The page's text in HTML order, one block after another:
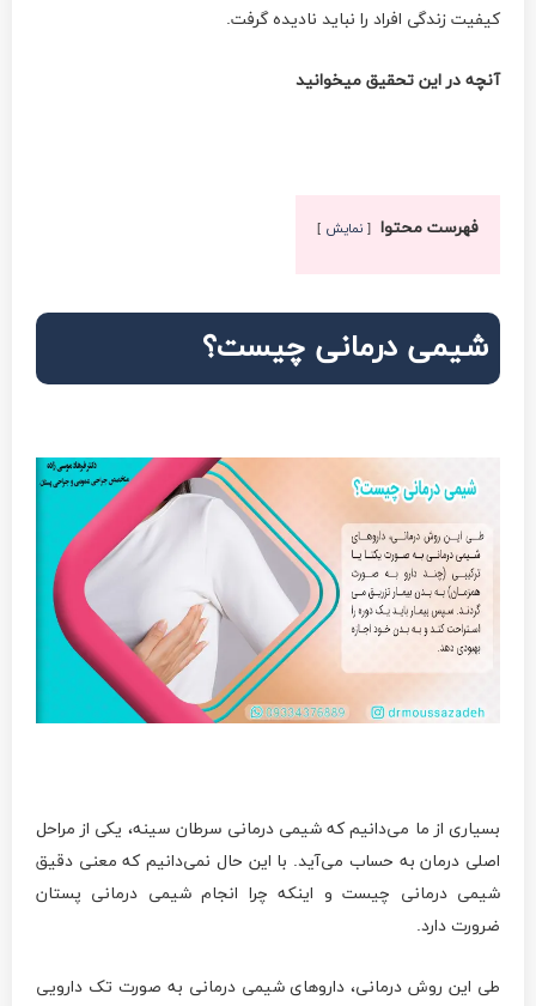
کیفیت زندگی افراد را نباید نادیده گرفت.
آنچه در این تحقیق می­خوانید
فهرست محتوا نمایش
شیمی درمانی چیست؟
بسیاری از ما می‌دانیم که شیمی درمانی سرطان سینه، یکی از مراحل
اصلی درمان به حساب می‌آید. با این حال نمی‌دانیم که معنی دقیق
شیمی درمانی چیست و اینکه چرا انجام شیمی درمانی پستان
ضرورت دارد.
طی این روش درمانی، داروهای شیمی درمانی به صورت تک دارویی